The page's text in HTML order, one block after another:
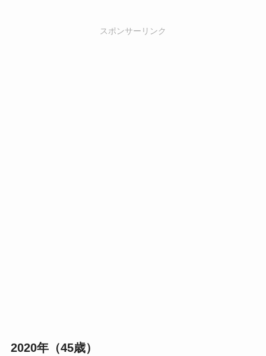
スポンサーリンク
2020年（45歳）